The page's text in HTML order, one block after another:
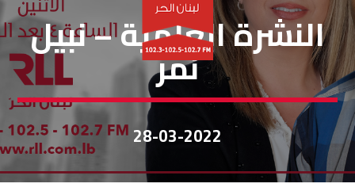
النشرة العلمية
النشرة العلمية – نبيل
نمر
28-03-2022